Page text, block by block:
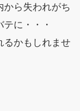
から失われがち
に・・・
るかもしれませ